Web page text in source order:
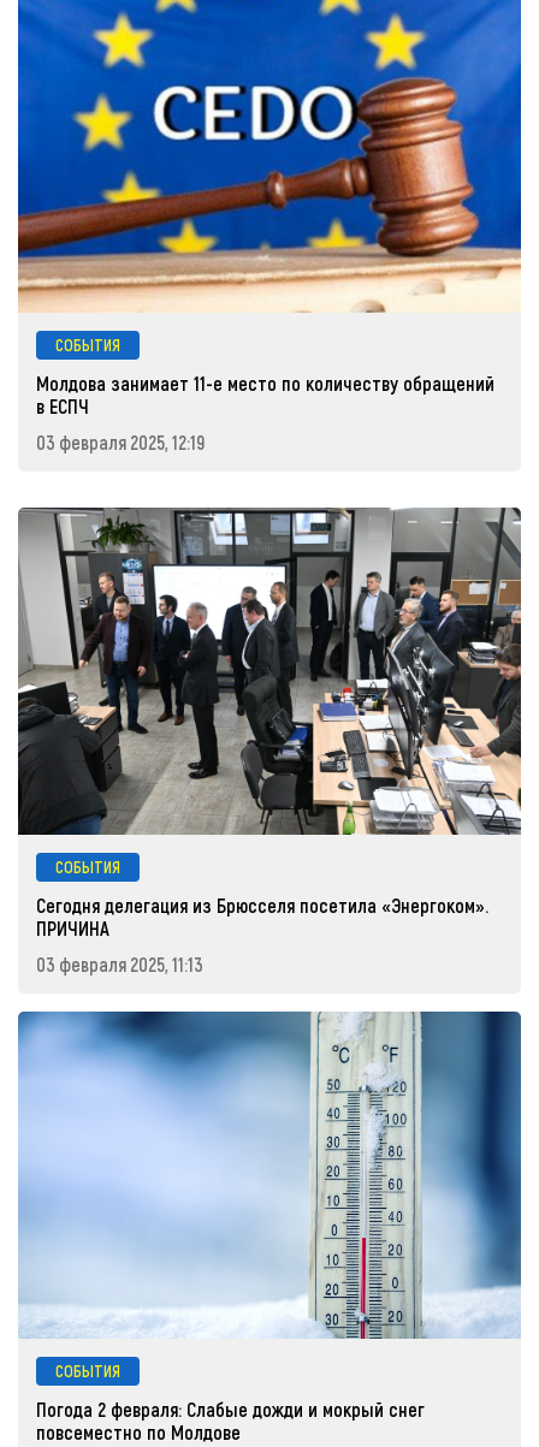
СОБЫТИЯ
Молдова занимает 11-е место по количеству обращений
в ЕСПЧ
03 февраля 2025, 12:19
СОБЫТИЯ
Сегодня делегация из Брюсселя посетила «Энергоком».
ПРИЧИНА
03 февраля 2025, 11:13
СОБЫТИЯ
Погода 2 февраля: Слабые дожди и мокрый снег
повсеместно по Молдове